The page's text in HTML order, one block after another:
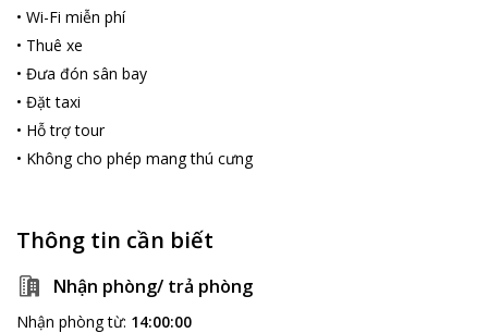
• Wi-Fi miễn phí
• Thuê xe
• Đưa đón sân bay
• Đặt taxi
• Hỗ trợ tour
• Không cho phép mang thú cưng
Thông tin cần biết
Nhận phòng/ trả phòng
Nhận phòng từ: 14:00:00